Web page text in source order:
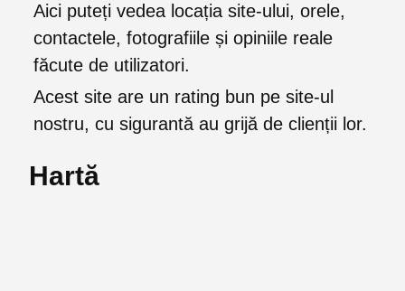
Aici puteți vedea locația site-ului, orele,
contactele, fotografiile și opiniile reale
făcute de utilizatori.
Acest site are un rating bun pe site-ul
nostru, cu sigurantă au grijă de clienții lor.
Hartă